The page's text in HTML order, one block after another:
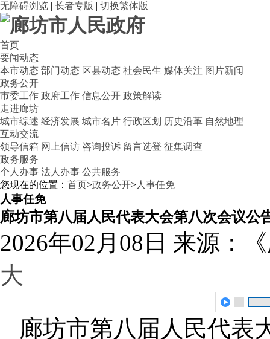
无障碍浏览 | 长者专版 | 切换繁体版
首页
要闻动态
本市动态 部门动态 区县动态 社会民生 媒体关注 图片新闻
政务公开
市委工作 政府工作 信息公开 政策解读
走进廊坊
城市综述 经济发展 城市名片 行政区划 历史沿革 自然地理
互动交流
领导信箱 网上信访 咨询投诉 留言选登 征集调查
政务服务
个人办事 法人办事 公共服务
您现在的位置： 首页>政务公开> 人事任免
人事任免
廊坊市第八届人民代表大会第八次会议公
2026年02月08日 来源：
大
廊坊市第八届人民代表